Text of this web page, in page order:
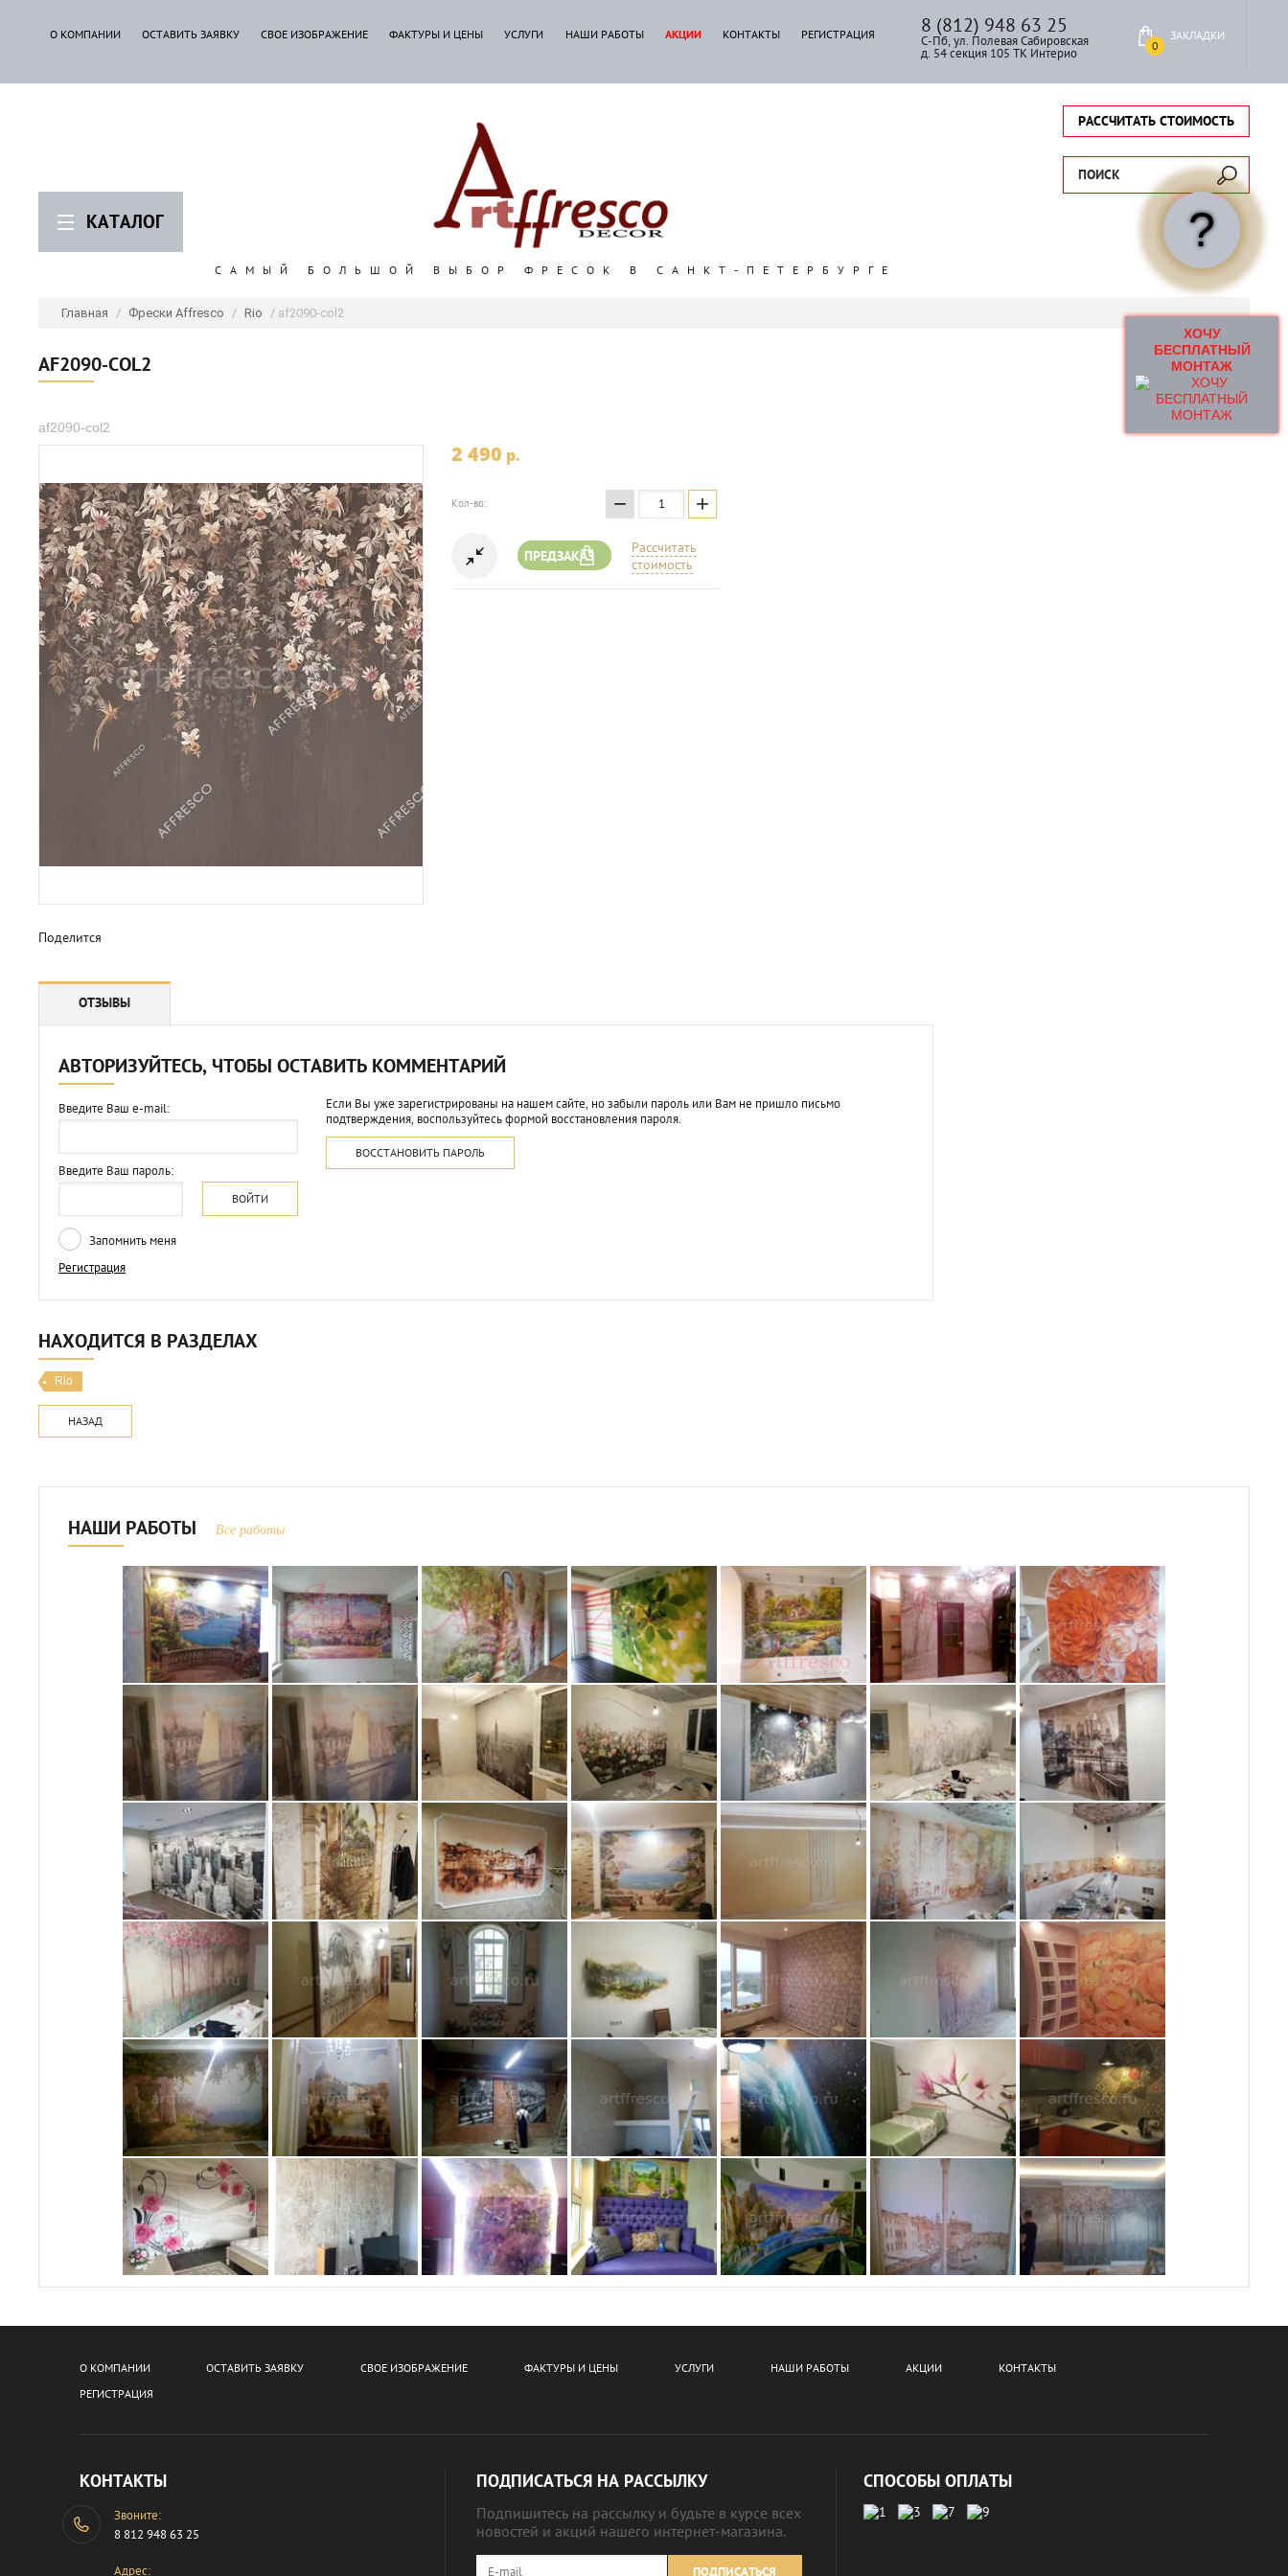
?
КАТАЛОГ
О КОМПАНИИ ОСТАВИТЬ ЗАЯВКУ СВОЕ ИЗОБРАЖЕНИЕ ФАКТУРЫ И ЦЕНЫ УСЛУГИ НАШИ РАБОТЫ АКЦИИ КОНТАКТЫ РЕГИСТРАЦИЯ 8 (812) 948 63 25
С-Пб, ул. Полевая Сабировская
д. 54 секция 105 ТК Интерио 0
ЗАКЛАДКИ
РАССЧИТАТЬ СТОИМОСТЬ
ПОИСК
САМЫЙ БОЛЬШОЙ ВЫБОР ФРЕСОК В САНКТ-ПЕТЕРБУРГЕ
Главная / Фрески Affresco / Rio / af2090-col2
AF2090-COL2
af2090-col2
Поделится
2 490 p.
Кол-во: − +
ПРЕДЗАКАЗ
Рассчитать
стоимость
ОТЗЫВЫ
АВТОРИЗУЙТЕСЬ, ЧТОБЫ ОСТАВИТЬ КОММЕНТАРИЙ
Введите Ваш e-mail:
Введите Ваш пароль:
ВОЙТИ
Запомнить меня
Регистрация
Если Вы уже зарегистрированы на нашем сайте, но забыли пароль или Вам не пришло письмо
подтверждения, воспользуйтесь формой восстановления пароля.
ВОССТАНОВИТЬ ПАРОЛЬ
НАХОДИТСЯ В РАЗДЕЛАХ
Rio
НАЗАД
НАШИ РАБОТЫ Все работы
О КОМПАНИИ ОСТАВИТЬ ЗАЯВКУ СВОЕ ИЗОБРАЖЕНИЕ ФАКТУРЫ И ЦЕНЫ УСЛУГИ НАШИ РАБОТЫ АКЦИИ
КОНТАКТЫ
РЕГИСТРАЦИЯ
КОНТАКТЫ
Звоните:
8 812 948 63 25
Адрес:
ПОДПИСАТЬСЯ НА РАССЫЛКУ
Подпишитесь на рассылку и будьте в курсе всех
новостей и акций нашего интернет-магазина.
ПОДПИСАТЬСЯ
СПОСОБЫ ОПЛАТЫ
ХОЧУ
БЕСПЛАТНЫЙ
МОНТАЖ